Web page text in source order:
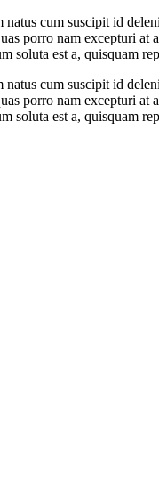
cum suscipit id
porro nam excepturi
est a, quisquam
cum suscipit id
porro nam excepturi
est a, quisquam